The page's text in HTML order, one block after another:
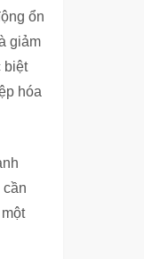
ổn
giảm
biệt
hóa
cần